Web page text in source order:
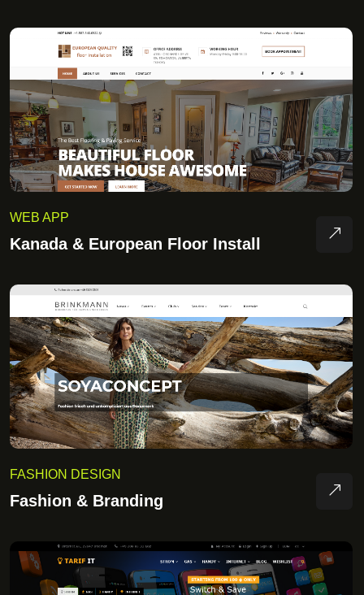
WEB APP
Kanada & European Floor Install
FASHION DESIGN
Fashion & Branding